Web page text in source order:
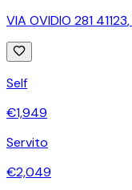
VIA OVIDIO 281 41123,
Self
€1,949
Servito
€2,049